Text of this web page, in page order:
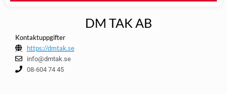
DM TAK AB
Kontaktuppgifter
https://dmtak.se
info@dmtak.se
08-604 74 45